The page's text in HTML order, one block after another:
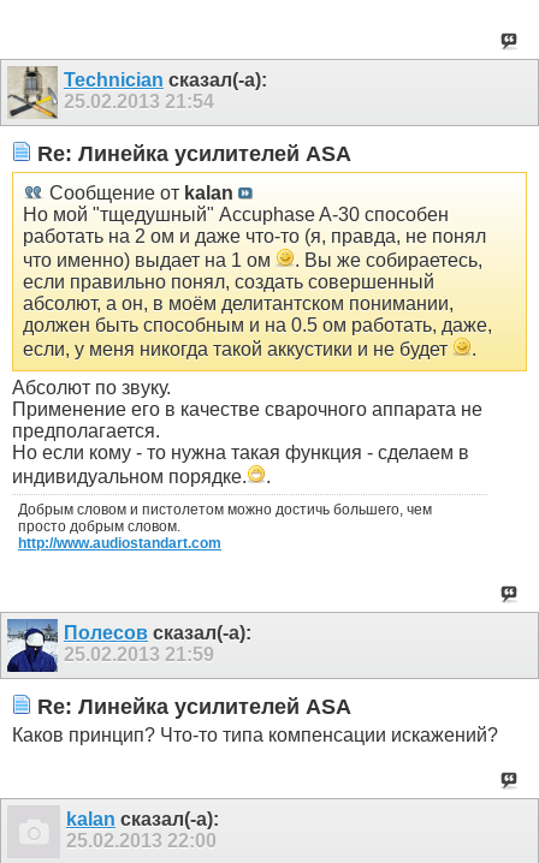
Technician сказал(-а):
25.02.2013 21:54
Re: Линейка усилителей ASA
Сообщение от kalan
Но мой "тщедушный" Accuphase A-30 способен
работать на 2 ом и даже что-то (я, правда, не понял
что именно) выдает на 1 ом
. Вы же собираетесь,
если правильно понял, создать совершенный
абсолют, а он, в моём делитантском понимании,
должен быть способным и на 0.5 ом работать, даже,
если, у меня никогда такой аккустики и не будет
.
Абсолют по звуку.
Применение его в качестве сварочного аппарата не
предполагается.
Но если кому - то нужна такая функция - сделаем в
индивидуальном порядке.
.
Добрым словом и пистолетом можно достичь большего, чем
просто добрым словом.
http://www.audiostandart.com
Полесовсказал(-а):
25.02.2013 21:59
Re: Линейка усилителей ASA
Каков принцип? Что-то типа компенсации искажений?
kalan сказал(-а):
25.02.2013 22:00